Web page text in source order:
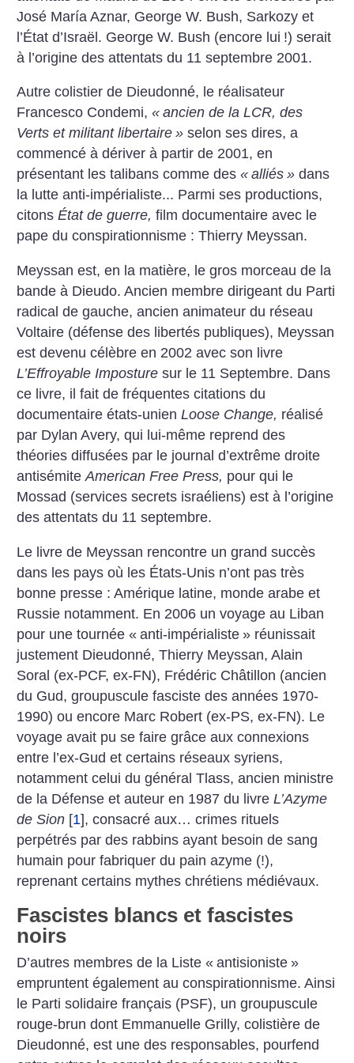
José María Aznar, George W. Bush, Sarkozy et
l’État d’Israël. George W. Bush (encore lui !) serait
à l’origine des attentats du 11 septembre 2001.
Autre colistier de Dieudonné, le réalisateur
Francesco Condemi,« ancien de la LCR, des
Verts et militant libertaire » selon ses dires, a
commencé à dériver à partir de 2001, en
présentant les talibans comme des« alliés » dans
la lutte anti-impérialiste... Parmi ses productions,
citonsÉtat de guerre, film documentaire avec le
pape du conspirationnisme : Thierry Meyssan.
Meyssan est, en la matière, le gros morceau de la
bande à Dieudo. Ancien membre dirigeant du Parti
radical de gauche, ancien animateur du réseau
Voltaire (défense des libertés publiques), Meyssan
est devenu célèbre en 2002 avec son livre
L’Effroyable Imposture sur le 11 Septembre. Dans
ce livre, il fait de fréquentes citations du
documentaire états-unienLoose Change, réalisé
par Dylan Avery, qui lui-même reprend des
théories diffusées par le journal d’extrême droite
antisémiteAmerican Free Press, pour qui le
Mossad (services secrets israéliens) est à l’origine
des attentats du 11 septembre.
Le livre de Meyssan rencontre un grand succès
dans les pays où les États-Unis n’ont pas très
bonne presse : Amérique latine, monde arabe et
Russie notamment. En 2006 un voyage au Liban
pour une tournée « anti-impérialiste » réunissait
justement Dieudonné, Thierry Meyssan, Alain
Soral (ex-PCF, ex-FN), Frédéric Châtillon (ancien
du Gud, groupuscule fasciste des années 1970-
1990) ou encore Marc Robert (ex-PS, ex-FN). Le
voyage avait pu se faire grâce aux connexions
entre l’ex-Gud et certains réseaux syriens,
notamment celui du général Tlass, ancien ministre
de la Défense et auteur en 1987 du livreL’Azyme
de Sion [1], consacré aux… crimes rituels
perpétrés par des rabbins ayant besoin de sang
humain pour fabriquer du pain azyme (!),
reprenant certains mythes chrétiens médiévaux.
Fascistes blancs et fascistes
noirs
D’autres membres de la Liste « antisioniste »
empruntent également au conspirationnisme. Ainsi
le Parti solidaire français (PSF), un groupuscule
rouge-brun dont Emmanuelle Grilly, colistière de
Dieudonné, est une des responsables, pourfend